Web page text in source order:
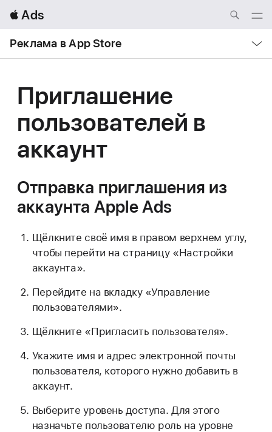
 Ads
Nav
Open
Реклама в App Store
Nav
Open
Menu
Приглашение
пользователей в
аккаунт
Отправка приглашения из
аккаунта Apple Ads
Щёлкните своё имя в правом верхнем углу,
чтобы перейти на страницу «Настройки
аккаунта».
Перейдите на вкладку «Управление
пользователями».
Щёлкните «Пригласить пользователя».
Укажите имя и адрес электронной почты
пользователя, которого нужно добавить в
аккаунт.
Выберите уровень доступа. Для этого
назначьте пользователю роль на уровне